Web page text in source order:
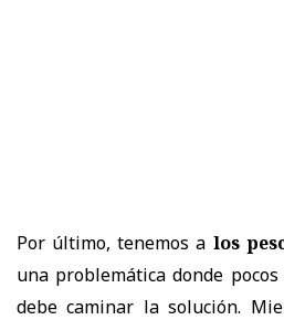
Por último, tenemos a los
una problemática donde
debe caminar la solución.